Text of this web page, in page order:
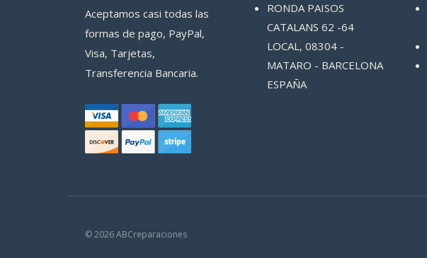
Aceptamos casi todas las
formas de pago, PayPal,
Visa, Tarjetas,
Transferencia Bancaria.
RONDA PAISOS
CATALANS 62 -64
LOCAL, 08304 -
MATARO - BARCELONA
ESPAÑA
© 2026 ABCreparaciones